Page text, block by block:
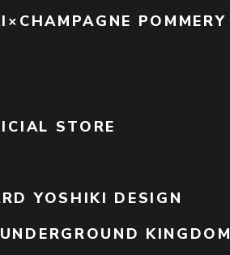
POMMERY
STORE
YOSHIKI DESIGN